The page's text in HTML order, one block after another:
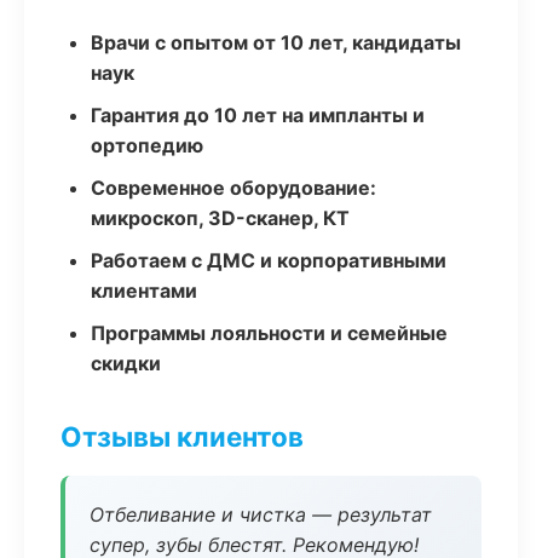
Врачи с опытом от 10 лет, кандидаты
наук
Гарантия до 10 лет на импланты и
ортопедию
Современное оборудование:
микроскоп, 3D-сканер, КТ
Работаем с ДМС и корпоративными
клиентами
Программы лояльности и семейные
скидки
Отзывы клиентов
Отбеливание и чистка — результат
супер, зубы блестят. Рекомендую!